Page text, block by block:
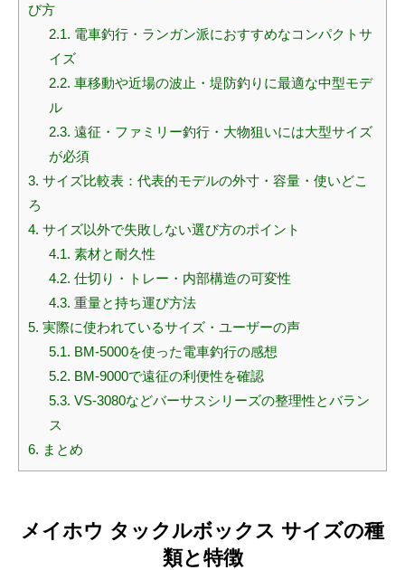
び方
2.1. 電車釣行・ランガン派におすすめなコンパクトサ
イズ
2.2. 車移動や近場の波止・堤防釣りに最適な中型モデ
ル
2.3. 遠征・ファミリー釣行・大物狙いには大型サイズ
が必須
3. サイズ比較表：代表的モデルの外寸・容量・使いどこ
ろ
4. サイズ以外で失敗しない選び方のポイント
4.1. 素材と耐久性
4.2. 仕切り・トレー・内部構造の可変性
4.3. 重量と持ち運び方法
5. 実際に使われているサイズ・ユーザーの声
5.1. BM-5000を使った電車釣行の感想
5.2. BM-9000で遠征の利便性を確認
5.3. VS-3080などバーサスシリーズの整理性とバラン
ス
6. まとめ
メイホウ タックルボックス サイズの種
類と特徴